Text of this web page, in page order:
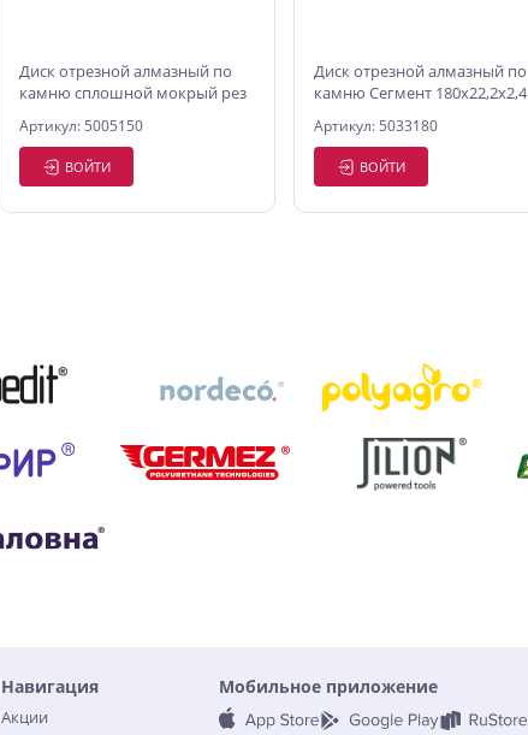
Диск отрезной алмазный по
камню сплошной мокрый рез
Артикул: 5005150
ВОЙТИ
Диск отрезной алмазный по
камню Сeгмент 180х22,2х2,4
Артикул: 5033180
ВОЙТИ
Навигация
Акции
Мобильное приложение